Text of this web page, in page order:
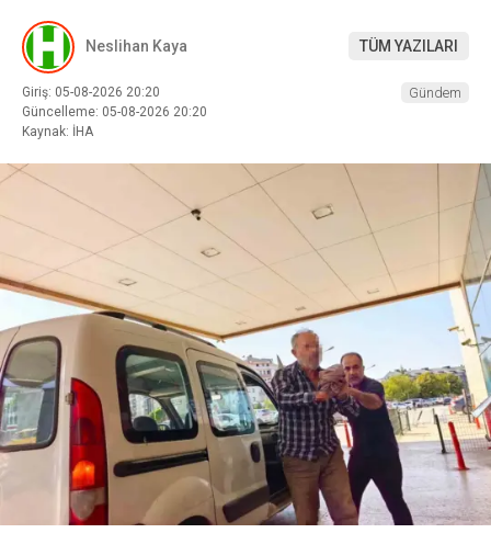
Neslihan Kaya TÜM YAZILARI
Giriş: 05-08-2026 20:20
Güncelleme: 05-08-2026 20:20
Kaynak: İHA
Gündem